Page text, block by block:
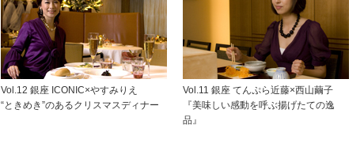
Vol.12 銀座 ICONIC×やすみりえ
“ときめき”のあるクリスマスディナー
Vol.11 銀座 てんぷら近藤×西山繭子
『美味しい感動を呼ぶ揚げたての逸
品』